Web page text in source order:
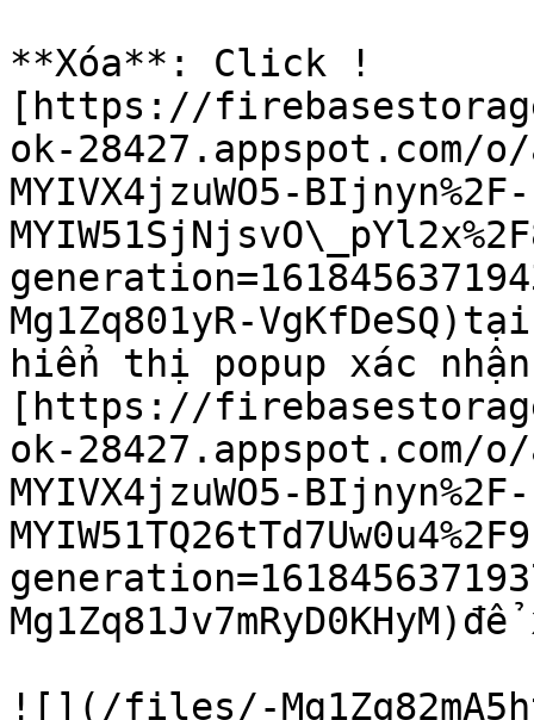
**Xóa**: Click !
[https://
ok-28427.appspot.com/o/
MYIVX4jzuWO5-BIjnyn%2F-
Mg1Zq801yR-
hiển thị popup xác
[https://
ok-28427.appspot.com/o/
MYIVX4jzuWO5-BIjnyn%2F-
![](/files/-